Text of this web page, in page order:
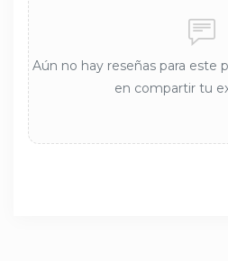
Aún no hay reseñas para este
en compartir tu